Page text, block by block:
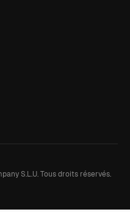
S.L.U.Tous droits réservés.